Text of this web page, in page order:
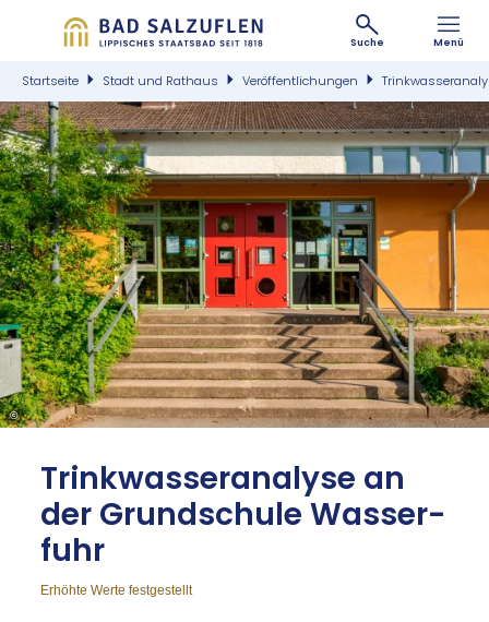
Suche Menü
Startseite Stadt und Rathaus Veröffentlichungen
©
Trink­was­ser­ana­ly­se an
der Grund­schu­le Was­ser­
fuhr
Erhöhte Werte festgestellt